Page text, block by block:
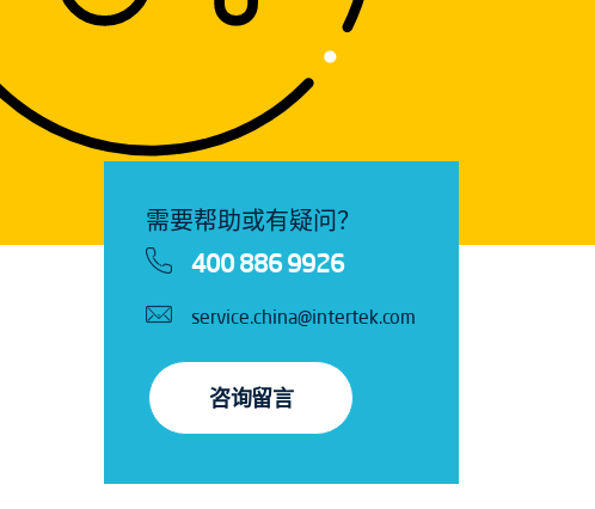
需要帮助或有疑问？
400 886 9926
service.china@intertek.com
咨询留言